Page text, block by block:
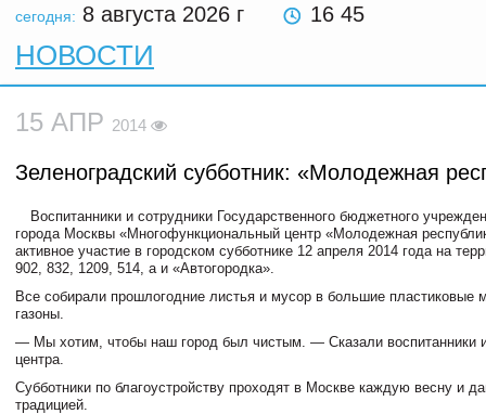
сегодня: 8 августа 2026 г 16 45
НОВОСТИ
15 АПР 2014
Зеленоградский субботник: «Молодежная
Воспитанники и сотрудники Государственного бюджетного
города Москвы «Многофункциональный центр «Молодежная
активное участие в городском субботнике 12 апреля 2014 года на
902, 832, 1209, 514, а и «Автогородка».
Все собирали прошлогодние листья и мусор в большие пластиковые
газоны.
— Мы хотим, чтобы наш город был чистым. — Сказали воспитанники
центра.
Субботники по благоустройству проходят в Москве каждую весну и
традицией.